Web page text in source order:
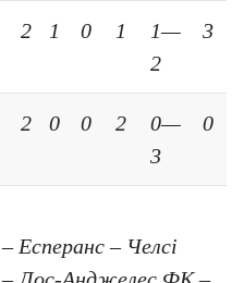
2 1 0 1
1—
2
3
2 0 0 2
0—
3
0
– Есперанс – Челсі